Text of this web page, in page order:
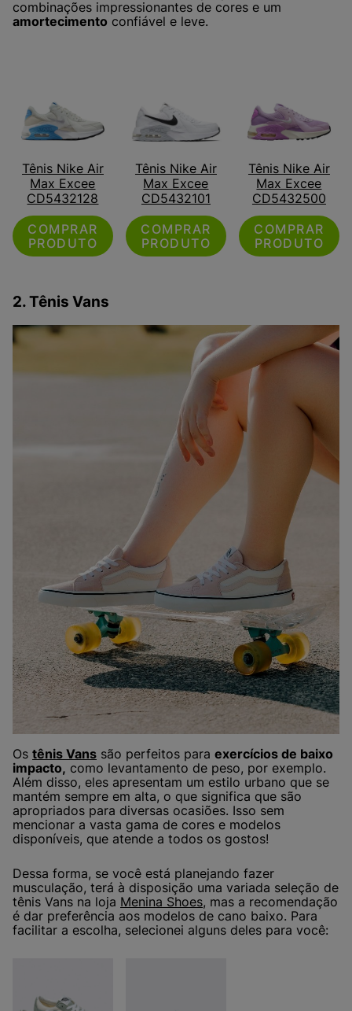
combinações impressionantes de cores e um
amortecimento confiável e leve.
Tênis Nike Air
Max Excee
CD5432128
COMPRAR
PRODUTO
Tênis Nike Air
Max Excee
CD5432101
COMPRAR
PRODUTO
Tênis Nike Air
Max Excee
CD5432500
COMPRAR
PRODUTO
2. Tênis Vans
Os tênis Vans são perfeitos para exercícios de baixo
impacto, como levantamento de peso, por exemplo.
Além disso, eles apresentam um estilo urbano que se
mantém sempre em alta, o que significa que são
apropriados para diversas ocasiões. Isso sem
mencionar a vasta gama de cores e modelos
disponíveis, que atende a todos os gostos!
Dessa forma, se você está planejando fazer
musculação, terá à disposição uma variada seleção de
tênis Vans na loja Menina Shoes, mas a recomendação
é dar preferência aos modelos de cano baixo. Para
facilitar a escolha, selecionei alguns deles para você: